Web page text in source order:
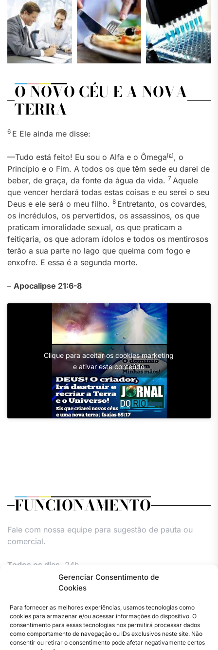
Gerenciar Consentimento de
Cookies
Para fornecer as melhores experiências, usamos tecnologias como
cookies para armazenar e/ou acessar informações do dispositivo. O
consentimento para essas tecnologias nos permitirá processar dados
como comportamento de navegação ou IDs exclusivos neste site. Não
consentir ou retirar o consentimento pode afetar negativamente certos
O NOVO CÉU E A NOVA
TERRA
6 E Ele ainda me disse:
—Tudo está feito! Eu sou o Alfa e o Ômega[c], o
Princípio e o Fim. A todos os que têm sede eu darei de
beber, de graça, da fonte da água da vida. 7 Aquele
que vencer herdará todas estas coisas e eu serei o seu
Deus e ele será o meu filho. 8 Entretanto, os covardes,
os incrédulos, os pervertidos, os assassinos, os que
praticam imoralidade sexual, os que praticam a
feitiçaria, os que adoram ídolos e todos os mentirosos
terão a sua parte no lago que queima com fogo e
enxofre. E essa é a segunda morte.
– Apocalipse 21:6-8
Clique para aceitar os cookies marketing
e ativar este conteúdo
FUNCIONAMENTO
Fale com nossa equipe para sugestão de pauta ou
comercial.
Todos os dias, 24h.